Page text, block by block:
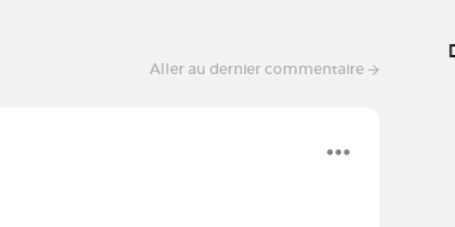
Aller au dernier commentaire